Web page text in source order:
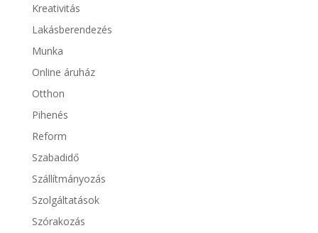
Kreativitás
Lakásberendezés
Munka
Online áruház
Otthon
Pihenés
Reform
Szabadidő
Szállítmányozás
Szolgáltatások
Szórakozás